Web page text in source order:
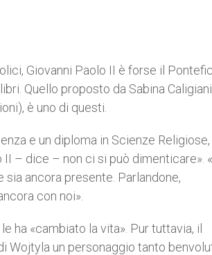
Giovanni Paolo II è forse il
Quello proposto da Sabina
è uno di questi.
e un diploma in Scienze Religiose,
– dice – non ci si può dimenticare».
ancora presente. Parlandone,
con noi».
ha «cambiato la vita». Pur tuttavia, il
un personaggio tanto